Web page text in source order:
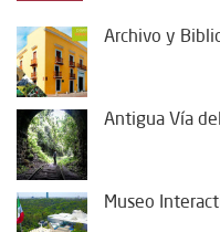
Archivo y
Antigua Vía
Museo